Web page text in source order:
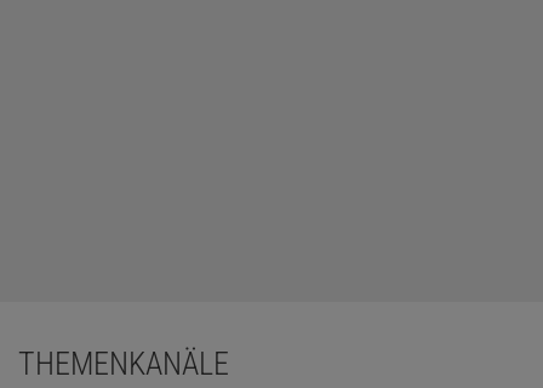
THEMENKANÄLE